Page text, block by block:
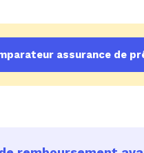
assurance de